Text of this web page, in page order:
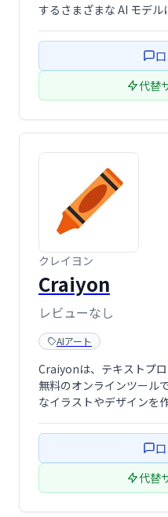
するさまざまな AI モデル
代替
クレイヨン
Craiyon
レビューなし
AIアート
Craiyonは、テキストプ
無料のオンラインツール
なイラストやデザインを
ています。初心者からプ
代替